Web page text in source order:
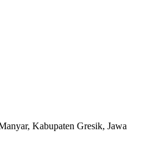
Kabupaten Gresik, Jawa